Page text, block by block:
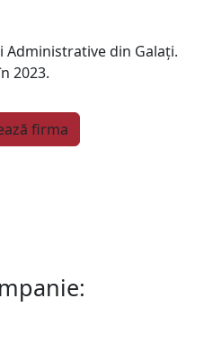
Administrative din Galați.
2023.
firma